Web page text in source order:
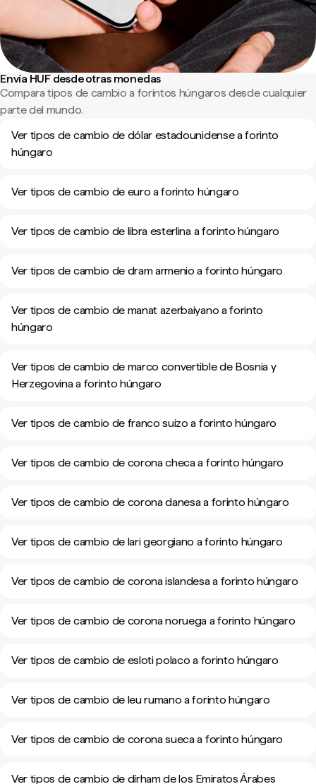
Envía HUF desde otras monedas
Compara tipos de cambio a forintos húngaros desde cualquier
parte del mundo.
Ver tipos de cambio de dólar estadounidense a forinto
húngaro
Ver tipos de cambio de euro a forinto húngaro
Ver tipos de cambio de libra esterlina a forinto húngaro
Ver tipos de cambio de dram armenio a forinto húngaro
Ver tipos de cambio de manat azerbaiyano a forinto
húngaro
Ver tipos de cambio de marco convertible de Bosnia y
Herzegovina a forinto húngaro
Ver tipos de cambio de franco suizo a forinto húngaro
Ver tipos de cambio de corona checa a forinto húngaro
Ver tipos de cambio de corona danesa a forinto húngaro
Ver tipos de cambio de lari georgiano a forinto húngaro
Ver tipos de cambio de corona islandesa a forinto húngaro
Ver tipos de cambio de corona noruega a forinto húngaro
Ver tipos de cambio de esloti polaco a forinto húngaro
Ver tipos de cambio de leu rumano a forinto húngaro
Ver tipos de cambio de corona sueca a forinto húngaro
Ver tipos de cambio de dírham de los Emiratos Árabes